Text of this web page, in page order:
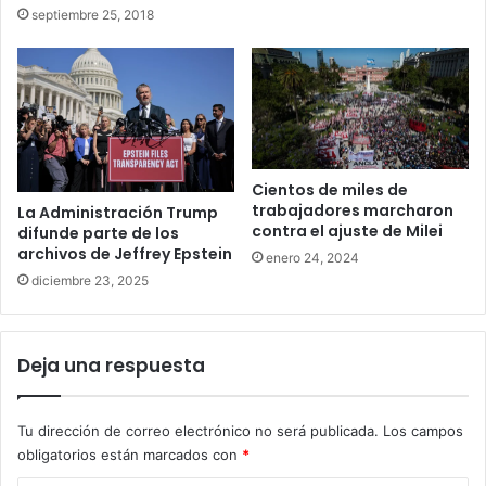
septiembre 25, 2018
La Administración Trump
difunde parte de los
archivos de Jeffrey Epstein
diciembre 23, 2025
Cientos de miles de
trabajadores marcharon
contra el ajuste de Milei
enero 24, 2024
Deja una respuesta
Tu dirección de correo electrónico no será publicada. Los campos
obligatorios están marcados con *